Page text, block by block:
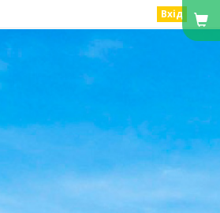
Вхід